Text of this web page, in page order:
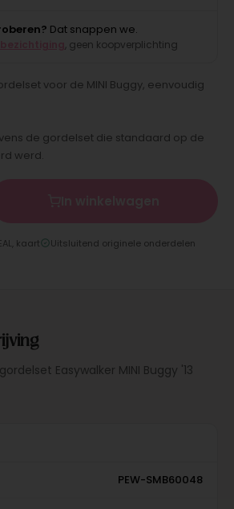
Dat snappen we.
, geen koopverplichting
voor de MINI Buggy, eenvoudig
de gordelset die standaard op de
werd.
kaart Uitsluitend originele onderdelen
Easywalker MINI Buggy '13
PEW-SMB60048